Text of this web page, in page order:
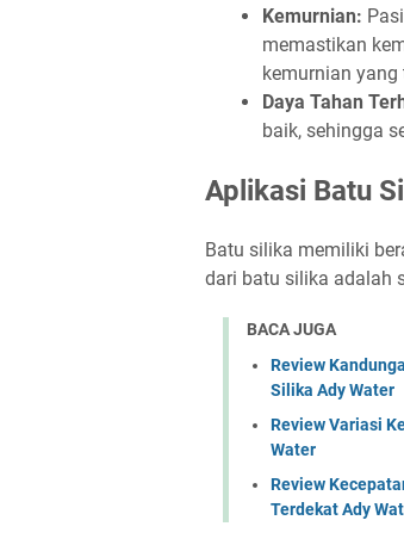
Kemurnian:
memastikan
kemurnian yang
Daya Tahan
baik, sehingga
Aplikasi Batu
Batu silika memiliki
dari batu silika adalah
BACA JUGA
Review
Silika Ady Water
Review Variasi
Water
Review
Terdekat Ady